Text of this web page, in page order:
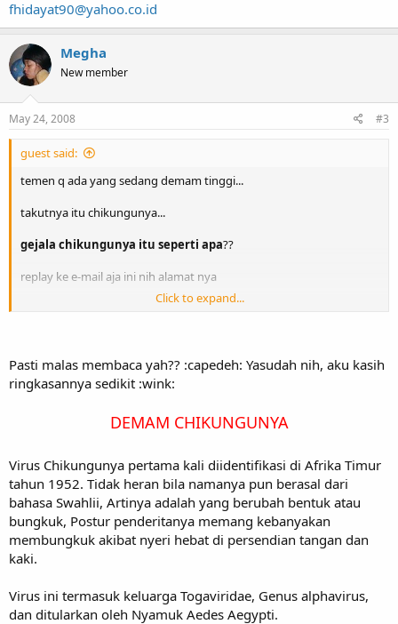
fhidayat90@yahoo.co.id
Megha
New member
May 24, 2008 #3
guest said:
temen q ada yang sedang demam tinggi...
takutnya itu chikungunya...
gejala chikungunya itu seperti apa??
replay ke e-mail aja ini nih alamat nya
Click to expand...
Pasti malas membaca yah?? :capedeh: Yasudah nih, aku kasih
ringkasannya sedikit :wink:
DEMAM CHIKUNGUNYA​
Virus Chikungunya pertama kali diidentifikasi di Afrika Timur
tahun 1952. Tidak heran bila namanya pun berasal dari
bahasa Swahlii, Artinya adalah yang berubah bentuk atau
bungkuk, Postur penderitanya memang kebanyakan
membungkuk akibat nyeri hebat di persendian tangan dan
kaki.
Virus ini termasuk keluarga Togaviridae, Genus alphavirus,
dan ditularkan oleh Nyamuk Aedes Aegypti.